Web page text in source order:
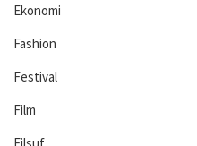
Ekonomi
Fashion
Festival
Film